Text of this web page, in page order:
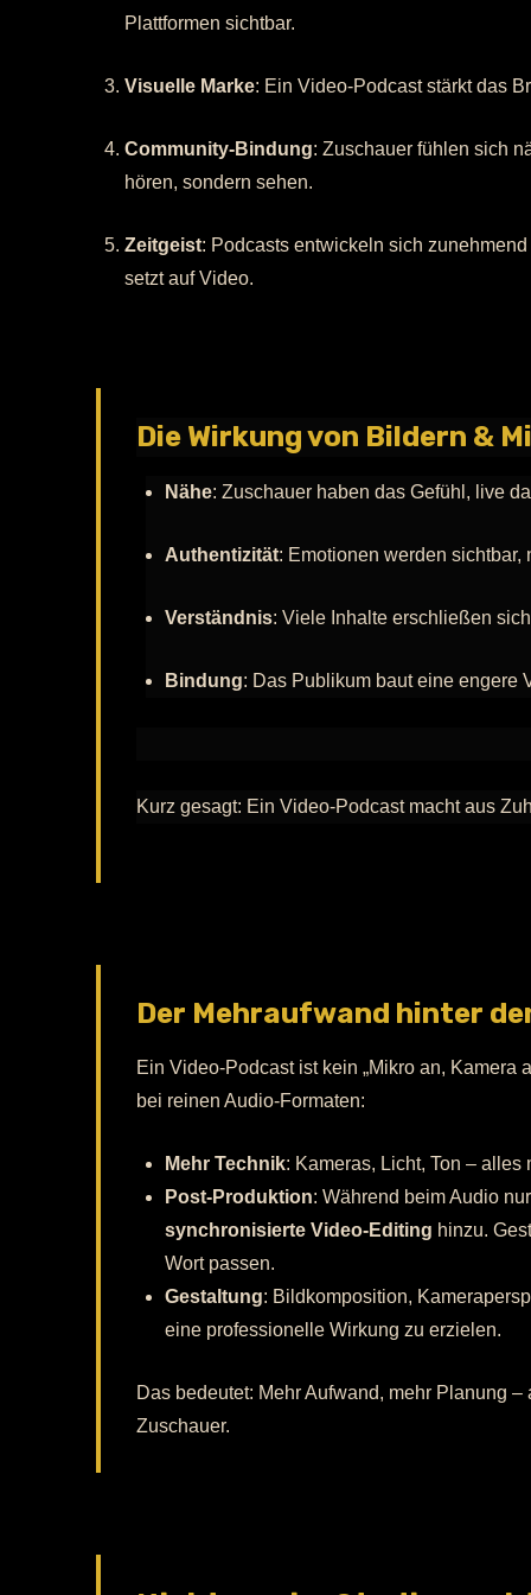
Plattformen sichtbar.
Visuelle Marke: Ein Video-Podcast stärkt das
Community-Bindung: Zuschauer fühlen sich
hören, sondern sehen.
Zeitgeist: Podcasts entwickeln sich
setzt auf Video.
Die Wirkung von Bildern &
Nähe: Zuschauer haben das Gefühl, live
Authentizität: Emotionen werden sichtbar,
Verständnis: Viele Inhalte erschließen
Bindung: Das Publikum baut eine engere
Kurz gesagt: Ein Video-Podcast macht aus
Der Mehraufwand hinter
Ein Video-Podcast ist kein „Mikro an, Kamera
bei reinen Audio-Formaten:
Mehr Technik: Kameras, Licht, Ton – alles
Post-Produktion: Während beim Audio
synchronisierte Video-Editing hinzu.
Wort passen.
Gestaltung: Bildkomposition,
eine professionelle Wirkung zu erzielen.
Das bedeutet: Mehr Aufwand, mehr Planung
Zuschauer.